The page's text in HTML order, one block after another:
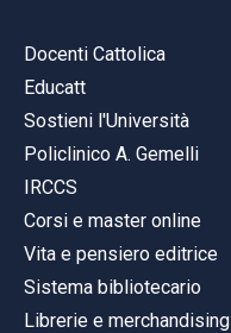
Docenti Cattolica
Educatt
Sostieni l'Università
Policlinico A. Gemelli
IRCCS
Corsi e master online
Vita e pensiero editrice
Sistema bibliotecario
Librerie e merchandising